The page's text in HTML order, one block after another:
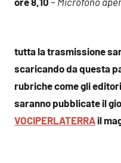
tutta la trasmissione
scaricando da questa
rubriche come gli
saranno pubblicate il
VOCIPERLATERRA il